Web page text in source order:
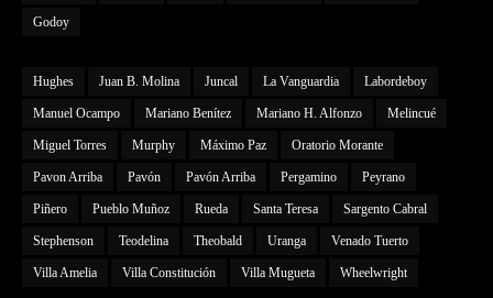
Godoy
Hughes Juan B. Molina Juncal La Vanguardia Labordeboy
Manuel Ocampo Mariano Benítez Mariano H. Alfonzo Melincué
Miguel Torres Murphy Máximo Paz Oratorio Morante
Pavon Arriba Pavón Pavón Arriba Pergamino Peyrano
Piñero Pueblo Muñoz Rueda Santa Teresa Sargento Cabral
Stephenson Teodelina Theobald Uranga Venado Tuerto
Villa Amelia Villa Constitución Villa Mugueta Wheelwright